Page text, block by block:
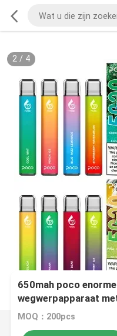
2/ 4
650mah poco
wegwerpapparaat
MOQ：200pcs